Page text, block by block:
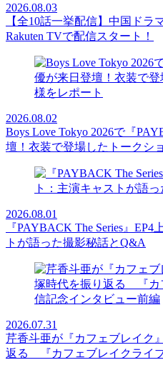
2026.08.03
【全10話一挙配信】中国ドラ
Rakuten TVで配信スタート！
2026.08.02
Boys Love Tokyo 2026で『
壇！衣装で登場したトークシ
2026.08.01
『PAYBACK The Series』
トが語った撮影秘話とQ&A
2026.07.31
芹香斗亜が『カフェブレイク
返る 『カフェブレイクライ